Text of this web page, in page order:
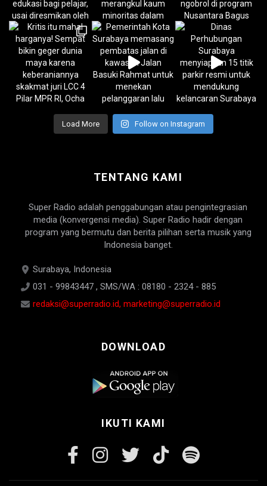
Load More Follow on Instagram
TENTANG KAMI
Super Radio adalah penggabungan atau pengintegrasian
media (konvergensi media). Super Radio hadir dengan
program yang bermutu dan berita pilihan serta musik yang
Indonesia banget.
Surabaya, Indonesia
031 - 99843447 , SMS/WA : 08180 - 2324 - 885
redaksi@superradio.id, marketing@superradio.id
DOWNLOAD
IKUTI KAMI